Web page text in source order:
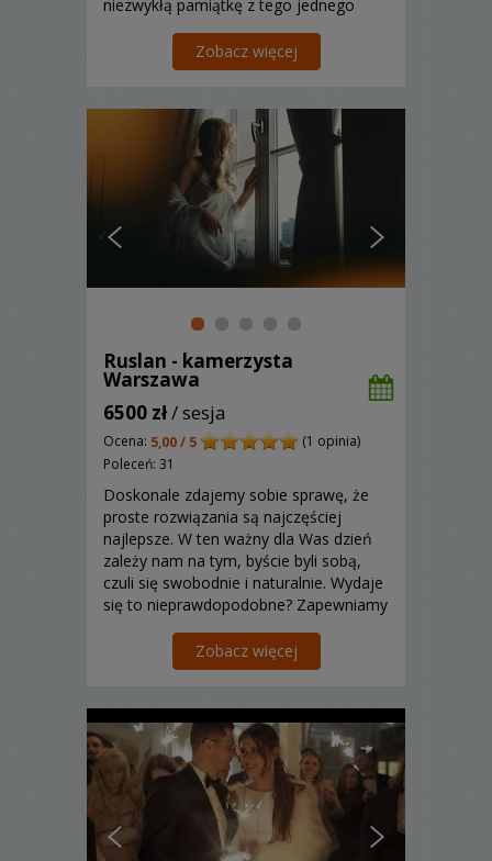
niezwykłą pamiątkę z tego jednego
Zobacz więcej
Ruslan - kamerzysta
Warszawa
6500 zł/ sesja
Ocena: 5,00 / 5
(1 opinia)
Poleceń: 31
Doskonale zdajemy sobie sprawę, że
proste rozwiązania są najczęściej
najlepsze. W ten ważny dla Was dzień
zależy nam na tym, byście byli sobą,
czuli się swobodnie i naturalnie. Wydaje
się to nieprawdopodobne? Zapewniamy
dla nas, byście po wielu latach, podczas
oglądania filmu z tego ważnego dnia, z
Zobacz więcej